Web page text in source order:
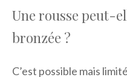
Une rousse peut-
bronzée ?
C’est possible mais